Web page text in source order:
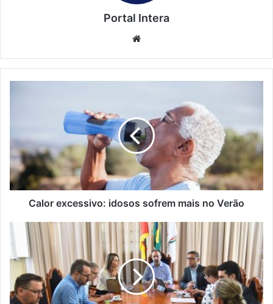
Portal Intera
Calor excessivo: idosos sofrem mais no Verão